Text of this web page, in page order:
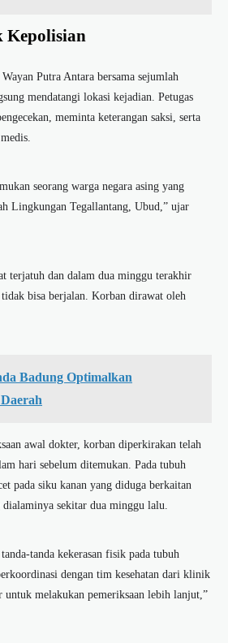
Kepolisian
Putra Antara bersama sejumlah
mendatangi lokasi kejadian. Petugas
meminta keterangan saksi, serta
seorang warga negara asing yang
Lingkungan Tegallantang, Ubud,” ujar
terjatuh dan dalam dua minggu terakhir
bisa berjalan. Korban dirawat oleh
Badung Optimalkan
awal dokter, korban diperkirakan telah
hari sebelum ditemukan. Pada tubuh
pada siku kanan yang diduga berkaitan
dialaminya sekitar dua minggu lalu.
tanda kekerasan fisik pada tubuh
dengan tim kesehatan dari klinik
untuk melakukan pemeriksaan lebih lanjut,”